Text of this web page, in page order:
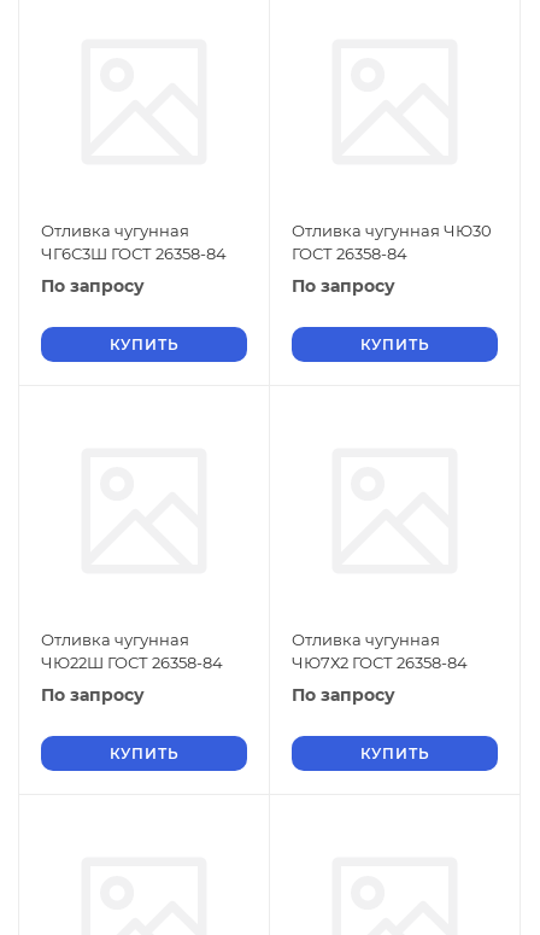
Отливка чугунная
ЧГ6С3Ш ГОСТ 26358-84
По запросу
КУПИТЬ
Отливка чугунная ЧЮ30
ГОСТ 26358-84
По запросу
КУПИТЬ
Отливка чугунная
ЧЮ22Ш ГОСТ 26358-84
По запросу
КУПИТЬ
Отливка чугунная
ЧЮ7Х2 ГОСТ 26358-84
По запросу
КУПИТЬ